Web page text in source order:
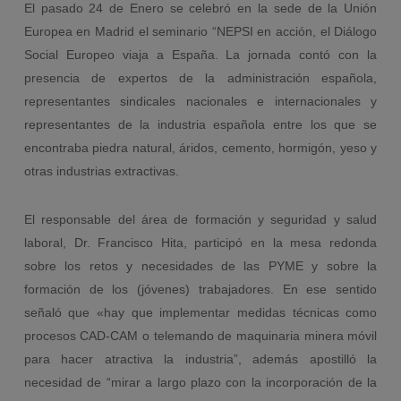
El pasado 24 de Enero se celebró en la sede de la Unión
Europea en Madrid el seminario “NEPSI en acción, el Diálogo
Social Europeo viaja a España. La jornada contó con la
presencia de expertos de la administración española,
representantes sindicales nacionales e internacionales y
representantes de la industria española entre los que se
encontraba piedra natural, áridos, cemento, hormigón, yeso y
otras industrias extractivas.
El responsable del área de formación y seguridad y salud
laboral, Dr. Francisco Hita, participó en la mesa redonda
sobre los retos y necesidades de las PYME y sobre la
formación de los (jóvenes) trabajadores. En ese sentido
señaló que «hay que implementar medidas técnicas como
procesos CAD-CAM o telemando de maquinaria minera móvil
para hacer atractiva la industria”, además apostilló la
necesidad de “mirar a largo plazo con la incorporación de la